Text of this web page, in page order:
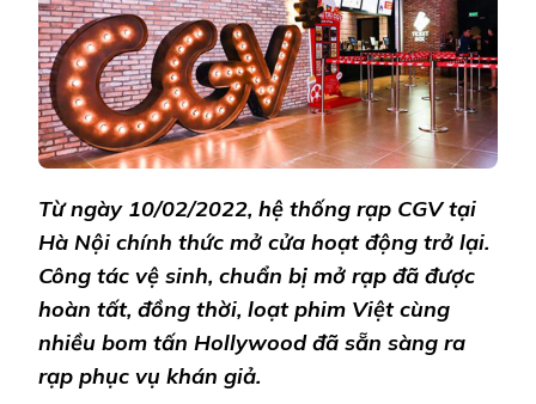
NỘI
HOẠT
ĐỘNG
TRỞ
LẠI
TỪ
NGÀY
10/2
Từ ngày 10/02/2022, hệ thống rạp CGV tại
Hà Nội chính thức mở cửa hoạt động trở lại.
Công tác vệ sinh, chuẩn bị mở rạp đã được
hoàn tất, đồng thời, loạt phim Việt cùng
nhiều bom tấn Hollywood đã sẵn sàng ra
rạp phục vụ khán giả.